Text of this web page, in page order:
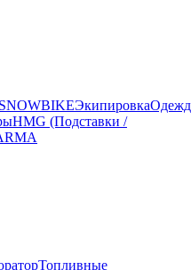
SNOWBIKEЭкипировка
HMG (Подставки /
Топливные